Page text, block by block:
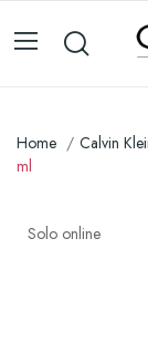
Home Calvin
ml
Solo online